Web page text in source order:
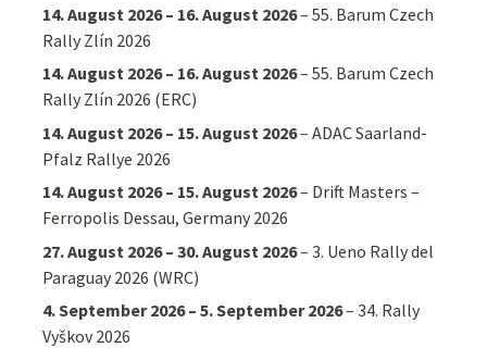
14. August 2026– 16. August 2026–55. Barum Czech
Rally Zlín 2026
14. August 2026– 16. August 2026–55. Barum Czech
Rally Zlín 2026 (ERC)
14. August 2026– 15. August 2026–ADAC Saarland-
Pfalz Rallye 2026
14. August 2026– 15. August 2026– Drift Masters –
Ferropolis Dessau, Germany 2026
27. August 2026– 30. August 2026–3. Ueno Rally del
Paraguay 2026 (WRC)
4. September 2026– 5. September 2026–34. Rally
Vyškov 2026